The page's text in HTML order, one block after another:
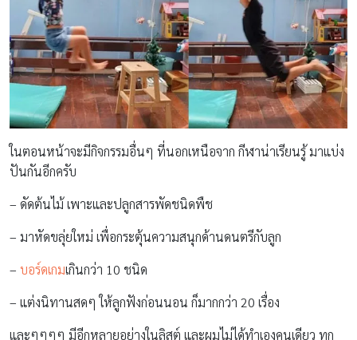
ในตอนหน้าจะมีกิจกรรมอื่นๆ ที่นอกเหนือจาก กีฬาน่าเรียนรู้ มาแบ่ง
ปันกันอีกครับ
– ดัดต้นไม้ เพาะและปลูกสารพัดชนิดพืช
– มาหัดขลุ่ยใหม่ เพื่อกระตุ้นความสนุกด้านดนตรีกับลูก
– บอร์ดเกมเกินกว่า 10 ชนิด
– แต่งนิทานสดๆ ให้ลูกฟังก่อนนอน ก็มากกว่า 20 เรื่อง
และๆๆๆๆ มีอีกหลายอย่างในลิสต์ และผมไม่ได้ทำเองคนเดียว ทุก